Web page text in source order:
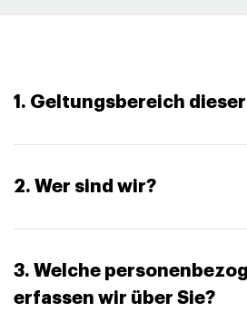
1. Geltungsbereich
2. Wer sind wir?
3. Welche
erfassen wir über Sie?